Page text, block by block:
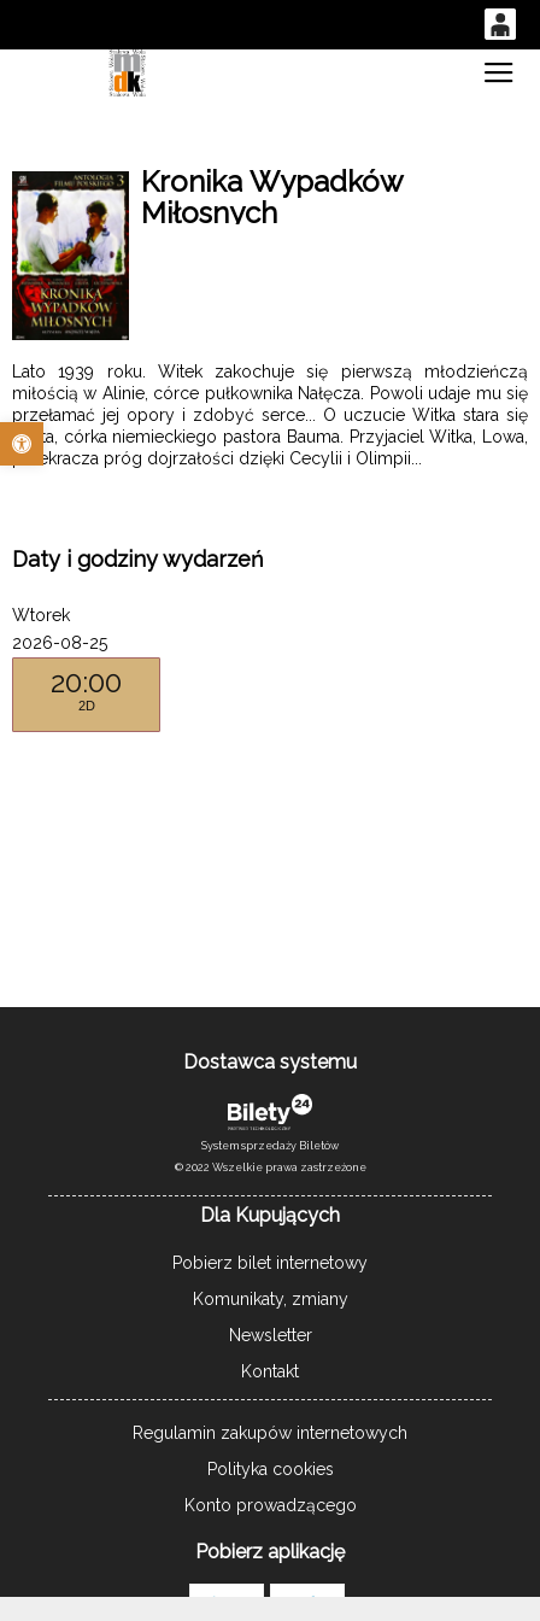
Otwórz pasek narzędzi
1453
Kronika Wypadków
Miłosnych
Lato 1939 roku. Witek zakochuje się pierwszą młodzieńczą
miłością w Alinie, córce pułkownika Nałęcza. Powoli udaje mu się
przełamać jej opory i zdobyć serce... O uczucie Witka stara się
Greta, córka niemieckiego pastora Bauma. Przyjaciel Witka, Lowa,
przekracza próg dojrzałości dzięki Cecylii i Olimpii...
Daty i godziny wydarzeń
Wtorek
2026-08-25
20:00
2D
Dostawca systemu
System sprzedaży Biletów
© 2022 Wszelkie prawa zastrzeżone
Dla Kupujących
Pobierz bilet internetowy
Komunikaty, zmiany
Newsletter
Kontakt
Regulamin zakupów internetowych
Polityka cookies
Konto prowadzącego
Pobierz aplikację